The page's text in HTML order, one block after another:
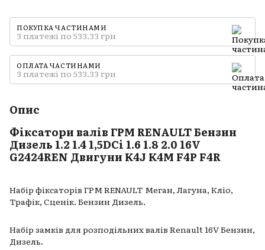
ПОКУПКА ЧАСТИНАМИ
3 платежі по 533.33 грн
ОПЛАТА ЧАСТИНАМИ
3 платежі по 533.33 грн
Опис
Фіксатори валів ГРМ RENAULT Бензин
Дизель 1.2 1.4 1,5DCi 1.6 1.8 2.0 16V
G2424REN Двигуни K4J K4M F4P F4R
Набір фіксаторів ГРМ RENAULT Меган, Лагуна, Кліо,
Трафік, Сценік. Бензин Дизель.
Набір замків для розподільних валів Renault 16V Бензин,
Дизель.